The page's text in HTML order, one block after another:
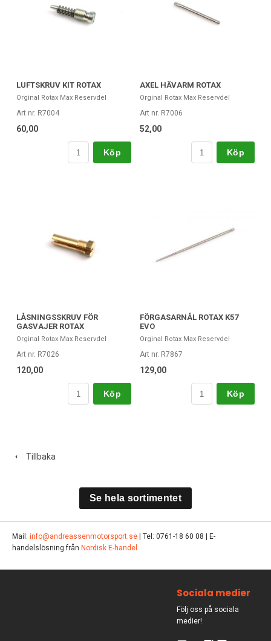
LUFTSKRUV KIT ROTAX
Orginal Rotax Max Reservdel
Art nr. R7004
60,00
Köp
AXEL HÄVARM ROTAX
Orginal Rotax Max Reservdel
Art nr. R7006
52,00
Köp
LÅSNINGSSKRUV FÖR
GASVAJER ROTAX
Orginal Rotax Max Reservdel
Art nr. R7026
120,00
Köp
FÖRGASARNÅL ROTAX K57
EVO
Orginal Rotax Max Reservdel
Art nr. R7867
129,00
Köp
Tillbaka
Se hela sortimentet
Mail: info@andreassenmotorsport.se | Tel: 0761-18 60 08 | E-
handelslösning från Nordisk E-handel
Sociala medier
Följ oss på sociala
medier!